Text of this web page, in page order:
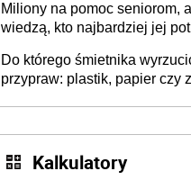
Europie nie ma tak dużych
stołecznych
Miliony na pomoc seniorom,
wiedzą, kto najbardziej jej
Do którego śmietnika
przypraw: plastik, papier czy
Kalkulatory